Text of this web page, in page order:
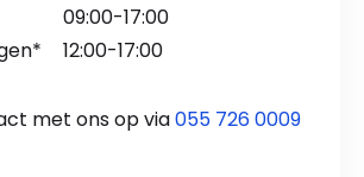
09:00-17:00
12:00-17:00
met ons op via055 726 0009